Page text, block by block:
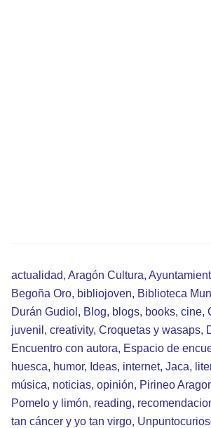
actualidad, Aragón Cultura,
Begoña Oro, bibliojoven, Biblioteca
Durán Gudiol , Blog, blogs, books, cine,
juvenil , creativity, Croquetas y wasaps,
Encuentro con autora, Espacio de
huesca, humor, Ideas, internet, Jaca,
música, noticias, opinión, Pirineo
Pomelo y limón, reading,
tan cáncer y yo tan virgo,